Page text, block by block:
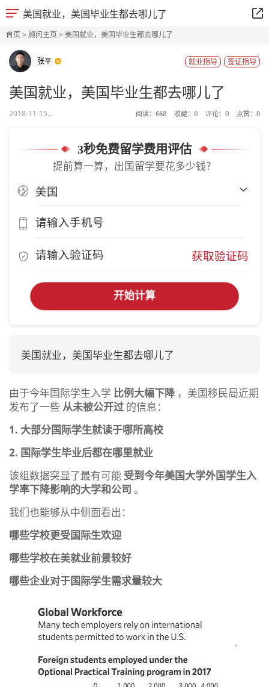
美国就业，美国毕业生都去哪儿了
首页> 顾问主页> 美国就业，美国毕业生都去哪儿了
张平 签证指导
就业指导
美国就业，美国毕业生都去哪儿了
2018-11-15... 阅读： 668 收藏： 0 评论： 0 点赞： 0
3秒免费留学费用评估
提前算一算，出国留学要花多少钱？
获取验证码
开始计算
美国就业，美国毕业生都去哪儿了
由于今年国际学生入学 比例大幅下降 ，美国移民局近期
发布了一些 从未被公开过 的信息：
1. 大部分国际学生就读于哪所高校
2. 国际学生毕业后都在哪里就业
该组数据突显了最有可能 受到今年美国大学外国学生入
学率下降影响的大学和公司 。
我们也能够从中侧面看出：
哪些学校更受国际生欢迎
哪些学校在美就业前景较好
哪些企业对于国际学生需求量较大